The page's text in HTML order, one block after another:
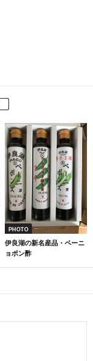
PHOTO
伊良湖の新名産品・ペーニ
ョポン酢